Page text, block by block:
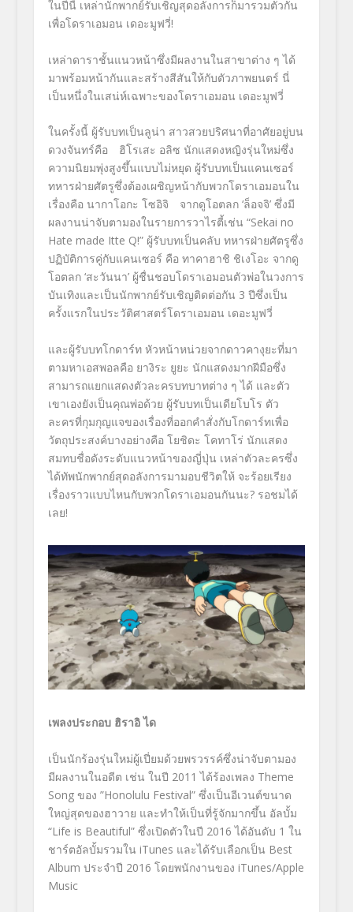
ในปีนี้ เหล่านักพากย์รับเชิญสุดอลังการก็มารวมตัวกัน
เพื่อโดราเอมอน เดอะมูฟวี่!
เหล่าดาราชั้นแนวหน้าซึ่งมีผลงานในสาขาต่าง ๆ ได้
มาพร้อมหน้ากันและสร้างสีสันให้กับตัวภาพยนตร์ นี่
เป็นหนึ่งในเสน่ห์เฉพาะของโดราเอมอน เดอะมูฟวี่
ในครั้งนี้ ผู้รับบทเป็นลูน่า สาวสวยปริศนาที่อาศัยอยู่บน
ดวงจันทร์คือ ฮิโรเสะ อลิซ นักแสดงหญิงรุ่นใหม่ซึ่ง
ความนิยมพุ่งสูงขึ้นแบบไม่หยุด ผู้รับบทเป็นแคนเซอร์
ทหารฝ่ายศัตรูซึ่งต้องเผชิญหน้ากับพวกโดราเอมอนใน
เรื่องคือ นากาโอกะ โซอิจิ จากดูโอตลก ‘ล็อจจิ’ ซึ่งมี
ผลงานน่าจับตามองในรายการวาไรตี้เช่น “Sekai no
Hate made Itte Q!” ผู้รับบทเป็นคลับ ทหารฝ่ายศัตรูซึ่ง
ปฏิบัติการคู่กับแคนเซอร์ คือ ทาคาฮาชิ ชิเงโอะ จากดู
โอตลก ‘สะวันนา’ ผู้ชื่นชอบโดราเอมอนตัวพ่อในวงการ
บันเทิงและเป็นนักพากย์รับเชิญติดต่อกัน 3 ปีซึ่งเป็น
ครั้งแรกในประวัติศาสตร์โดราเอมอน เดอะมูฟวี่
และผู้รับบทโกดาร์ท หัวหน้าหน่วยจากดาวคางุยะที่มา
ตามหาเอสพอลคือ ยางิระ ยูยะ นักแสดงมากฝีมือซึ่ง
สามารถแยกแสดงตัวละครบทบาทต่าง ๆ ได้ และตัว
เขาเองยังเป็นคุณพ่อด้วย ผู้รับบทเป็นเดียโบโร ตัว
ละครที่กุมกุญแจของเรื่องที่ออกคำสั่งกับโกดาร์ทเพื่อ
วัตถุประสงค์บางอย่างคือ โยชิดะ โคทาโร่ นักแสดง
สมทบชื่อดังระดับแนวหน้าของญี่ปุ่น เหล่าตัวละครซึ่ง
ได้ทัพนักพากย์สุดอลังการมามอบชีวิตให้ จะร้อยเรียง
เรื่องราวแบบไหนกับพวกโดราเอมอนกันนะ? รอชมได้
เลย!
เพลงประกอบ ฮิราอิ ได
เป็นนักร้องรุ่นใหม่ผู้เปี่ยมด้วยพรวรรค์ซึ่งน่าจับตามอง
มีผลงานในอดีต เช่น ในปี 2011 ได้ร้องเพลง Theme
Song ของ ”Honolulu Festival” ซึ่งเป็นอีเวนต์ขนาด
ใหญ่สุดของฮาวาย และทำให้เป็นที่รู้จักมากขึ้น อัลบั้ม
“Life is Beautiful” ซึ่งเปิดตัวในปี 2016 ได้อันดับ 1 ใน
ชาร์ตอัลบั้มรวมใน iTunes และได้รับเลือกเป็น Best
Album ประจำปี 2016 โดยพนักงานของ iTunes/Apple
Music